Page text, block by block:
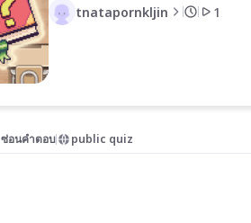
tnatapornkljin 1
ซ่อนคำตอบ public quiz